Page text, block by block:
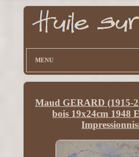
MENU
Maud GERARD (1915-
bois 19x24cm 1948